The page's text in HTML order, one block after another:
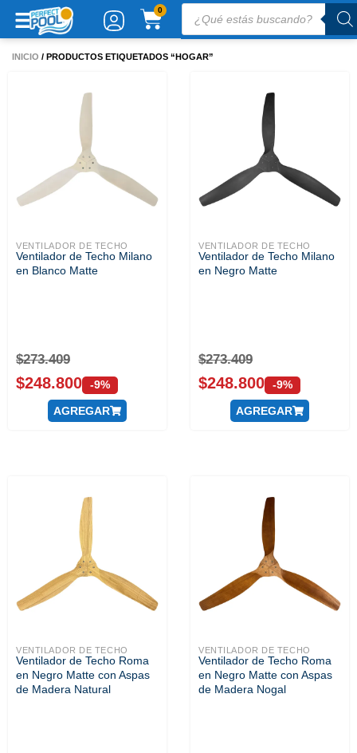
0
CARRITO
productos
INICIO / PRODUCTOS ETIQUETADOS “HOGAR”
VENTILADOR DE TECHO
Ventilador de Techo Milano
en Blanco Matte
$273.409
$248.800 -9%
AGREGAR
VENTILADOR DE TECHO
Ventilador de Techo Milano
en Negro Matte
$273.409
$248.800 -9%
AGREGAR
VENTILADOR DE TECHO
Ventilador de Techo Roma
en Negro Matte con Aspas
de Madera Natural
VENTILADOR DE TECHO
Ventilador de Techo Roma
en Negro Matte con Aspas
de Madera Nogal